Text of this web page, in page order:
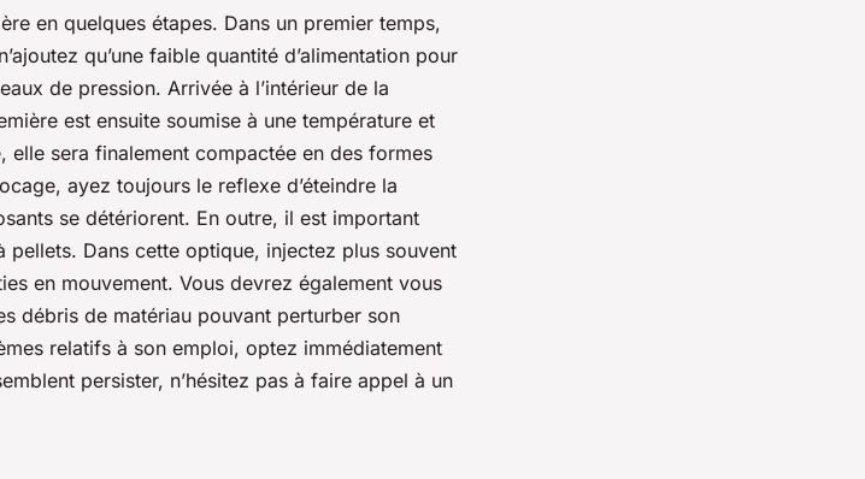
en quelques étapes. Dans un premier temps,
qu’une faible quantité d’alimentation pour
de pression. Arrivée à l’intérieur de la
est ensuite soumise à une température et
elle sera finalement compactée en des formes
ayez toujours le reflexe d’éteindre la
se détériorent. En outre, il est important
pellets. Dans cette optique, injectez plus souvent
en mouvement. Vous devrez également vous
débris de matériau pouvant perturber son
relatifs à son emploi, optez immédiatement
persister, n’hésitez pas à faire appel à un